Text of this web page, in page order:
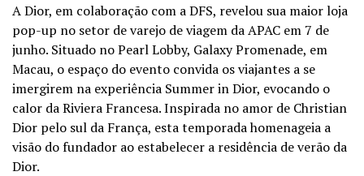
A Dior, em colaboração com a DFS, revelou sua maior loja
pop-up no setor de varejo de viagem da APAC em 7 de
junho. Situado no Pearl Lobby, Galaxy Promenade, em
Macau, o espaço do evento convida os viajantes a se
imergirem na experiência Summer in Dior, evocando o
calor da Riviera Francesa. Inspirada no amor de Christian
Dior pelo sul da França, esta temporada homenageia a
visão do fundador ao estabelecer a residência de verão da
Dior.